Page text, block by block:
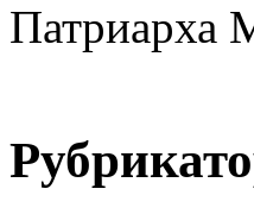
Патриарха